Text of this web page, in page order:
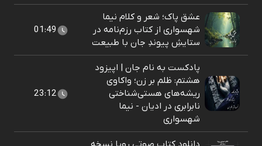
عشق پاک؛ شعر و کلام نیما
شهسواری از کتاب رزم‌نامه در
ستایشِ پیوندِ جان با طبیعت
01:49
پادکست به نام جان | اپیزود
هشتم: ظلم بر زن؛ واکاوی
ریشه‌های هستی‌شناختی
نابرابری در ادیان - نیما
شهسواری
23:12